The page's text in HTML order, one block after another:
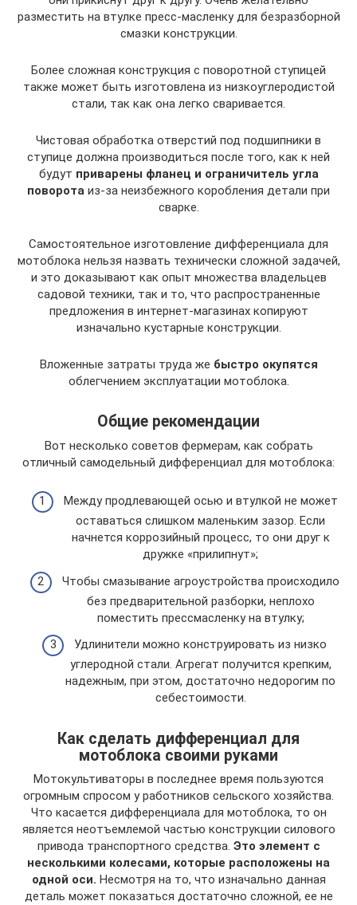
разместить на втулке пресс-масленку для безразборной
смазки конструкции.
Более сложная конструкция с поворотной ступицей
также может быть изготовлена из низкоуглеродистой
стали, так как она легко сваривается.
Чистовая обработка отверстий под подшипники в
ступице должна производиться после того, как к ней
будут приварены фланец и ограничитель угла
поворота из-за неизбежного коробления детали при
сварке.
Самостоятельное изготовление дифференциала для
мотоблока нельзя назвать технически сложной задачей,
и это доказывают как опыт множества владельцев
садовой техники, так и то, что распространенные
предложения в интернет-магазинах копируют
изначально кустарные конструкции.
Вложенные затраты труда же быстро окупятся
облегчением эксплуатации мотоблока.
Общие рекомендации
Вот несколько советов фермерам, как собрать
отличный самодельный дифференциал для мотоблока:
Между продлевающей осью и втулкой не может
оставаться слишком маленьким зазор. Если
начнется коррозийный процесс, то они друг к
дружке «прилипнут»;
Чтобы смазывание агроустройства происходило
без предварительной разборки, неплохо
поместить прессмасленку на втулку;
Удлинители можно конструировать из низко
углеродной стали. Агрегат получится крепким,
надежным, при этом, достаточно недорогим по
себестоимости.
Как сделать дифференциал для
мотоблока своими руками
Мотокультиваторы в последнее время пользуются
огромным спросом у работников сельского хозяйства.
Что касается дифференциала для мотоблока, то он
является неотъемлемой частью конструкции силового
привода транспортного средства. Это элемент с
несколькими колесами, которые расположены на
одной оси. Несмотря на то, что изначально данная
деталь может показаться достаточно сложной, ее не